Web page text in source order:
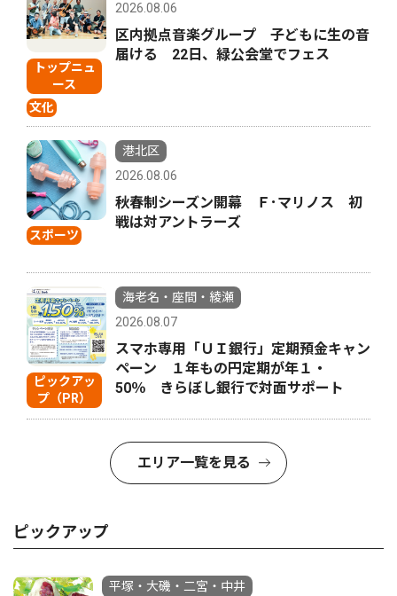
トップニュ
ース
文化
2026.08.06
区内拠点音楽グループ 子どもに生の音
届ける 22日、緑公会堂でフェス
スポーツ
港北区
2026.08.06
秋春制シーズン開幕 Ｆ･マリノス 初
戦は対アントラーズ
ピックアッ
プ（PR）
海老名・座間・綾瀬
2026.08.07
スマホ専用「ＵＩ銀行」定期預金キャン
ペーン １年もの円定期が年１・
50％ きらぼし銀行で対面サポート
エリア一覧を見る
ピックアップ
平塚・大磯・二宮・中井